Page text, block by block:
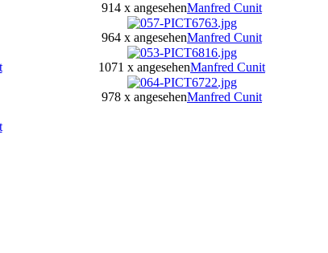
914 x angesehenManfred Cunit
964 x angesehenManfred Cunit
1071 x angesehenManfred Cunit
978 x angesehenManfred Cunit